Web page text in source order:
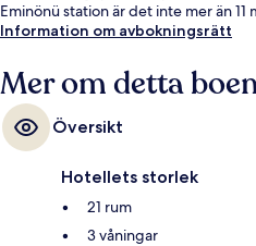
Eminönü station är det inte mer än
Information om avbokningsrätt
Mer om detta
Översikt
Hotellets storlek
21 rum
3 våningar